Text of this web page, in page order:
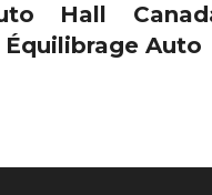
Hall
Auto